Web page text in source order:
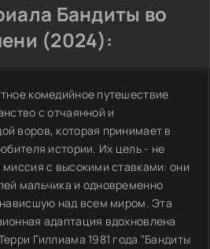
Бандиты во
(2024):
комедийное путешествие
с отчаянной и
воров, которая принимает в
истории. Их цель - не
с высокими ставками: они
мальчика и одновременно
нависшую над всем миром. Эта
адаптация вдохновлена
Гиллиама 1981 года "Бандиты